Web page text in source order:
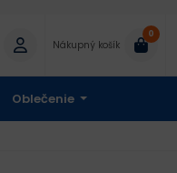
Nákupný košík
0
Oblečenie